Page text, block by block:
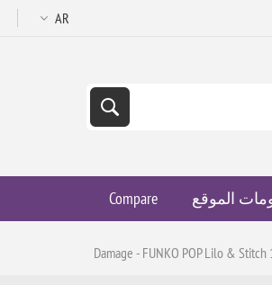
الموقع Compare
Damage - FUNKO POP Lilo &